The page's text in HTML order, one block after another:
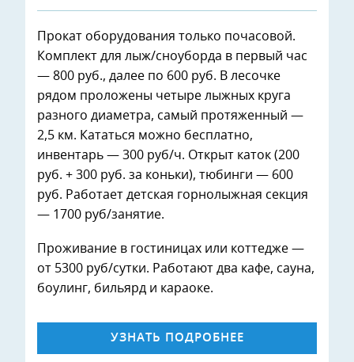
Прокат оборудования только почасовой.
Комплект для лыж/сноуборда в первый час
— 800 руб., далее по 600 руб. В лесочке
рядом проложены четыре лыжных круга
разного диаметра, самый протяженный —
2,5 км. Кататься можно бесплатно,
инвентарь — 300 руб/ч. Открыт каток (200
руб. + 300 руб. за коньки), тюбинги — 600
руб. Работает детская горнолыжная секция
— 1700 руб/занятие.
Проживание в гостиницах или коттедже —
от 5300 руб/сутки. Работают два кафе, сауна,
боулинг, бильярд и караоке.
УЗНАТЬ ПОДРОБНЕЕ